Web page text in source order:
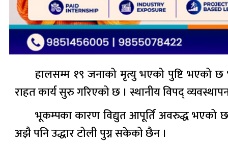
हालसम्म १९ जनाको मृत्यु भएको पुष्टि भएको
राहत कार्य सुरु गरिएको छ । स्थानीय विपद्
भूकम्पका कारण विद्युत आपूर्ति अवरुद्ध भएको छ
अझै पनि उद्धार टोली पुग्न सकेको छैन ।